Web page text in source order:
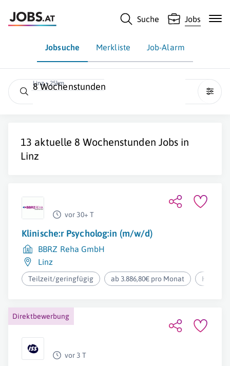
Suche Jobs
Jobsuche Merkliste Job-Alarm
Linz • 25km
8 Wochenstunden
13 aktuelle 8 Wochenstunden Jobs in
Linz
vor 30+ T
Klinische:r Psycholog:in (m/w/d)
BBRZ Reha GmbH
Linz
Teilzeit/geringfügig ab 3.886,80€ pro Monat
Direktbewerbung
vor 3 T